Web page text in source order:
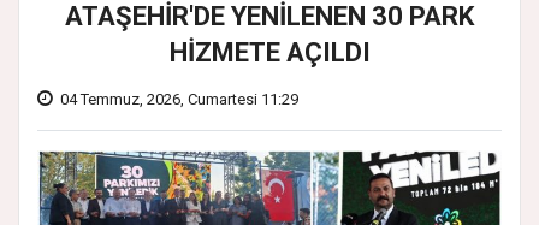
ATAŞEHİR'DE YENİLENEN 30 PARK
HİZMETE AÇILDI
04 Temmuz, 2026, Cumartesi 11:29